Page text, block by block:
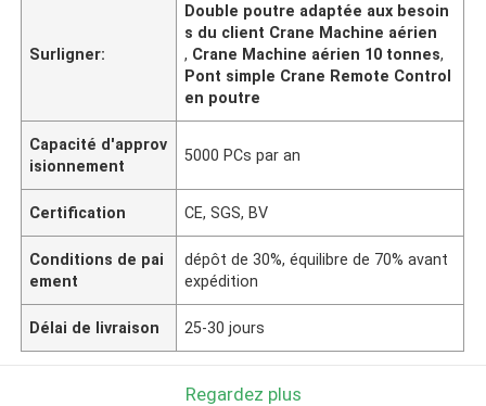
Surligner:
Double poutre adaptée aux besoin
s du client Crane Machine aérien
, Crane Machine aérien 10 tonnes,
Pont simple Crane Remote Control
en poutre
Capacité d'approv
isionnement
5000 PCs par an
Certification CE, SGS, BV
Conditions de pai
ement
dépôt de 30%, équilibre de 70% avant
expédition
Délai de livraison 25-30 jours
Regardez plus